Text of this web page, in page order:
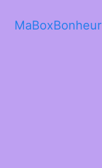
MaBoxBonheur